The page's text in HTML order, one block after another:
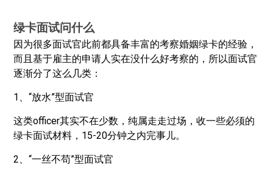
绿卡面试问什么
因为很多面试官此前都具备丰富的考察婚姻绿卡的经验，
而且基于雇主的申请人实在没什么好考察的，所以面试官
逐渐分了这么几类：
1、“放水”型面试官
这类officer其实不在少数，纯属走走过场，收一些必须的
绿卡面试材料，15-20分钟之内完事儿。
2、“一丝不苟”型面试官